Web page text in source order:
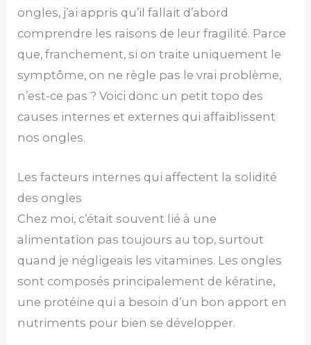
ongles, j’ai appris qu’il fallait d’abord
comprendre les raisons de leur fragilité. Parce
que, franchement, si on traite uniquement le
symptôme, on ne règle pas le vrai problème,
n’est-ce pas ? Voici donc un petit topo des
causes internes et externes qui affaiblissent
nos ongles.
Les facteurs internes qui affectent la solidité
des ongles
Chez moi, c’était souvent lié à une
alimentation pas toujours au top, surtout
quand je négligeais les vitamines. Les ongles
sont composés principalement de kératine,
une protéine qui a besoin d’un bon apport en
nutriments pour bien se développer.